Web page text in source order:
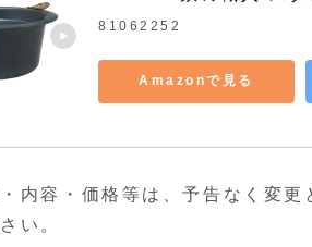
81062252
Amazonで見る
内容・価格等は、予告なく変
い。